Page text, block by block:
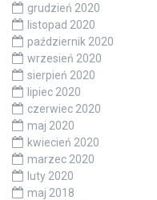
grudzień 2020
listopad 2020
październik 2020
wrzesień 2020
sierpień 2020
lipiec 2020
czerwiec 2020
maj 2020
kwiecień 2020
marzec 2020
luty 2020
maj 2018